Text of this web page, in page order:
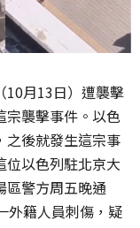
10月13日）遭襲擊
宗襲擊事件。以色
之後就發生這宗事
以色列駐北京大
區警方周五晚通
外籍人員刺傷，疑